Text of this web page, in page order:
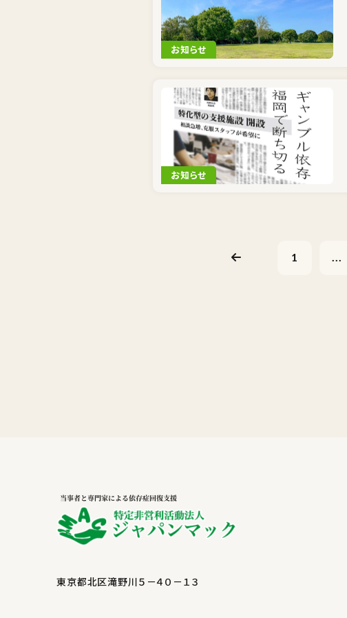
お知らせ
お知らせ
1 ...
東京都北区滝野川５－４０－１３